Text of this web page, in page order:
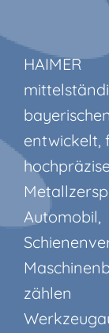
entwickelt,
Automobil,
zählen